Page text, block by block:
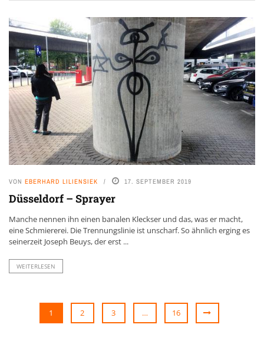
VON EBERHARD LILIENSIEK 17. SEPTEMBER 2019
Düsseldorf – Sprayer
Manche nennen ihn einen banalen Kleckser und das, was er macht,
eine Schmiererei. Die Trennungslinie ist unscharf. So ähnlich erging es
seinerzeit Joseph Beuys, der erst ...
WEITERLESEN
1 2 3 … 16